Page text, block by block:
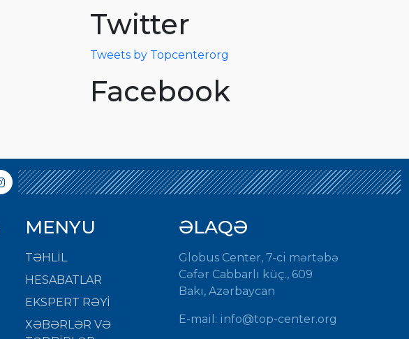
Twitter
Tweets by Topcenterorg
Facebook
MENYU
TƏHLİL
HESABATLAR
EKSPERT RƏYİ
XƏBƏRLƏR VƏ
ƏLAQƏ
Globus Center, 7-ci mərtəbə
Cəfər Cabbarlı küç., 609
Bakı, Azərbaycan
E-mail: info@top-center.org